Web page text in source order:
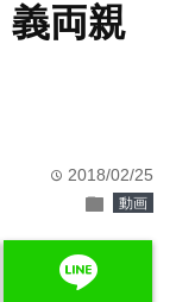
両親
time 2018/02/25
folder 動画
line